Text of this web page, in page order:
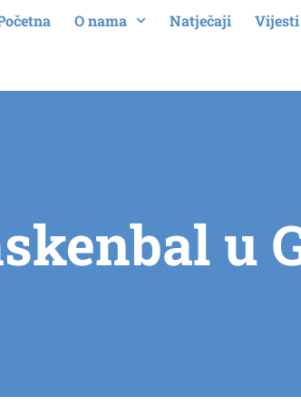
O nama Natječaji Vijesti
u